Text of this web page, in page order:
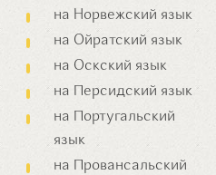
на Норвежский язык
на Ойратский язык
на Оскский язык
на Персидский язык
на Португальский
язык
на Провансальский